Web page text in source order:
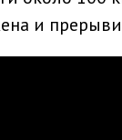
и